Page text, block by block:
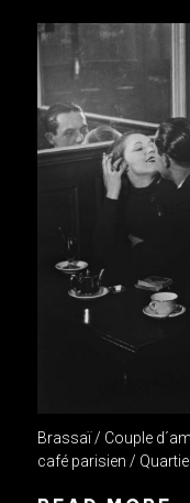
Brassaï / Couple
café parisien /